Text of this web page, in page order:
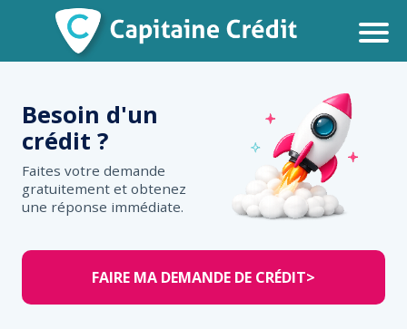
Besoin d'un
crédit ?
Faites votre demande
gratuitement et obtenez
une réponse immédiate.
FAIRE MA DEMANDE DE CRÉDIT>